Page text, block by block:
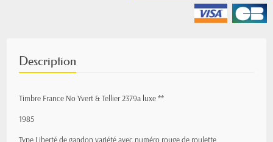
Description
Timbre France No Yvert & Tellier 2379a luxe **
1985
Type Liberté de gandon variété avec numéro rouge de roulette